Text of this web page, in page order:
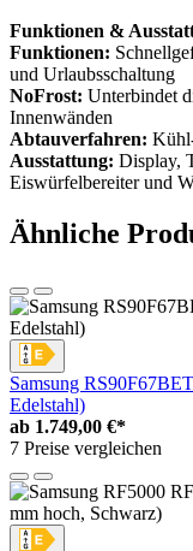
Funktionen &
Funktionen:
und Urlaubsschaltung
NoFrost: Unterbindet
Innenwänden
Abtauverfahren:
Ausstattung: Display,
Eiswürfelbereiter und
Ähnliche
Samsung
Edelstahl)
ab 1.749,00 €*
7 Preise vergleichen